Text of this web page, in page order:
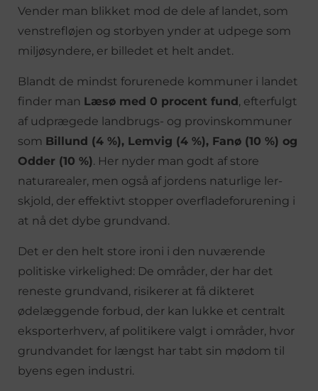
Vender man blikket mod de dele af landet, som
venstrefløjen og storbyen ynder at udpege som
miljøsyndere, er billedet et helt andet.
Blandt de mindst forurenede kommuner i landet
finder man Læsø med 0 procent fund, efterfulgt
af udprægede landbrugs- og provinskommuner
som Billund (4 %), Lemvig (4 %), Fanø (10 %) og
Odder (10 %). Her nyder man godt af store
naturarealer, men også af jordens naturlige ler-
skjold, der effektivt stopper overfladeforurening i
at nå det dybe grundvand.
Det er den helt store ironi i den nuværende
politiske virkelighed: De områder, der har det
reneste grundvand, risikerer at få dikteret
ødelæggende forbud, der kan lukke et centralt
eksporterhverv, af politikere valgt i områder, hvor
grundvandet for længst har tabt sin mødom til
byens egen industri.